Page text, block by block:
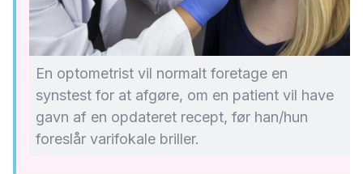
En optometrist vil normalt foretage en
synstest for at afgøre, om en patient vil have
gavn af en opdateret recept, før han/hun
foreslår varifokale briller.